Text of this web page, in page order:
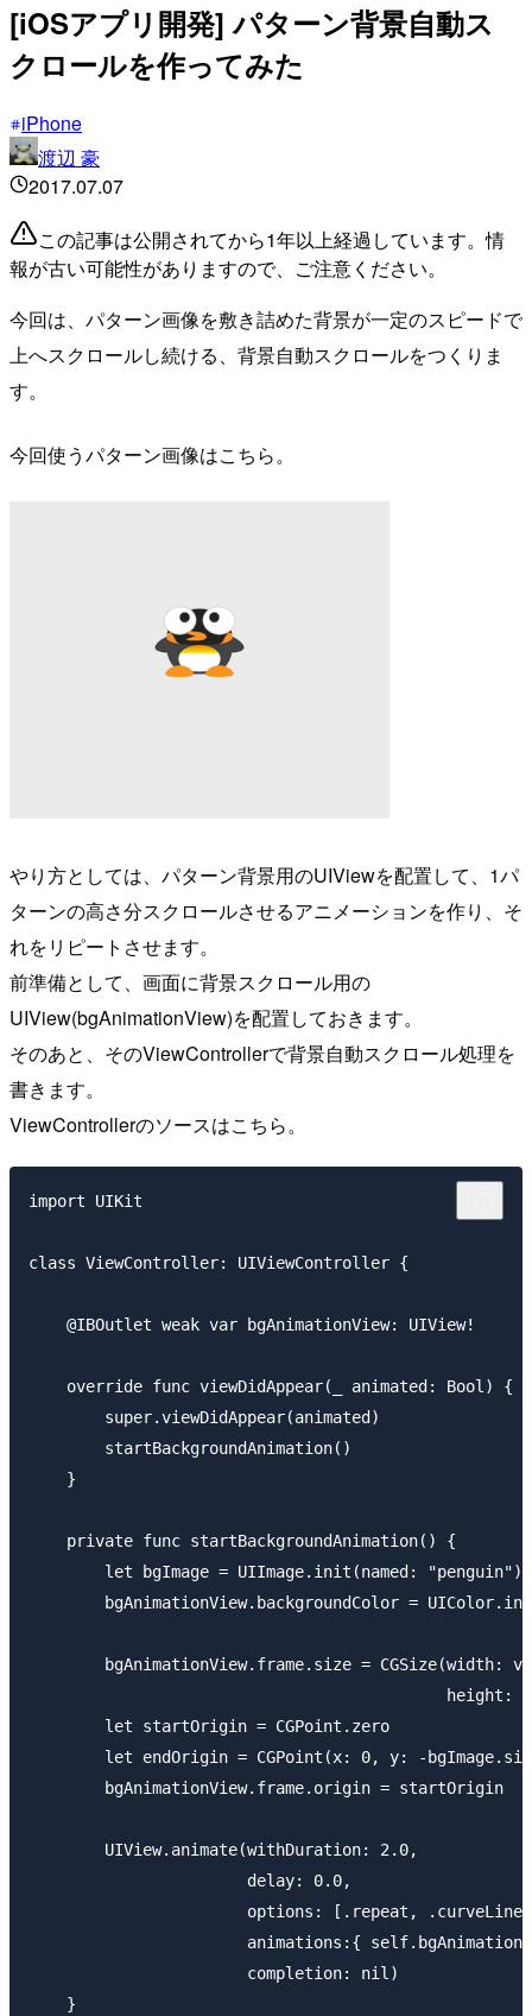
[iOSアプリ開発] パターン背景自動ス
クロールを作ってみた
iPhone
渡辺 豪
2017.07.07
この記事は公開されてから1年以上経過しています。情
報が古い可能性がありますので、ご注意ください。
今回は、パターン画像を敷き詰めた背景が一定のスピードで
上へスクロールし続ける、背景自動スクロールをつくりま
す。
今回使うパターン画像はこちら。
やり方としては、パターン背景用のUIViewを配置して、1パ
ターンの高さ分スクロールさせるアニメーションを作り、そ
れをリピートさせます。
前準備として、画面に背景スクロール用の
UIView(bgAnimationView)を配置しておきます。
そのあと、そのViewControllerで背景自動スクロール処理を
書きます。
ViewControllerのソースはこちら。
import UIKit
class ViewController: UIViewController {
    @IBOutlet weak var bgAnimationView: UIView!
    override func viewDidAppear(_ animated: Bool) {
        super.viewDidAppear(animated)
        startBackgroundAnimation()
    }
    private func startBackgroundAnimation() {
        let bgImage = UIImage.init(named: "penguin")!
bgAnimationView.backgroundColor =
bgAnimationView.frame.size = CGSize(width:
height:
        let startOrigin = CGPoint.zero
let endOrigin = CGPoint(x: 0, y: -
        bgAnimationView.frame.origin = startOrigin
        UIView.animate(withDuration: 2.0,
                       delay: 0.0,
options: [.repeat,
animations:{
                       completion: nil)
    }